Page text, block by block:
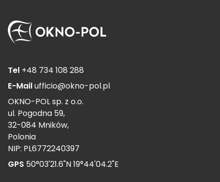
Tel +48 734 108 288
E-Mailufficio@okno-pol.pl
OKNO-POL sp. z o.o.
ul. Pogodna 59,
32-084 Mników,
Polonia
NIP: PL6772240397
GPS 50°03'21.6"N 19°44'04.2"E